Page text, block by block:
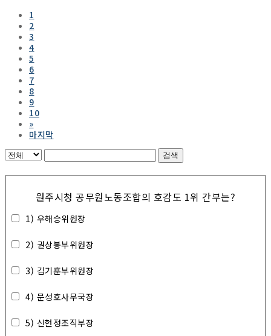
1
2
3
4
5
6
7
8
9
10
»
마지막
검색
원주시청 공무원노동조합의 호감도 1위 간부는?
1) 우해승위원장
2) 권상봉부위원장
3) 김기훈부위원장
4) 문성호사무국장
5) 신현정조직부장